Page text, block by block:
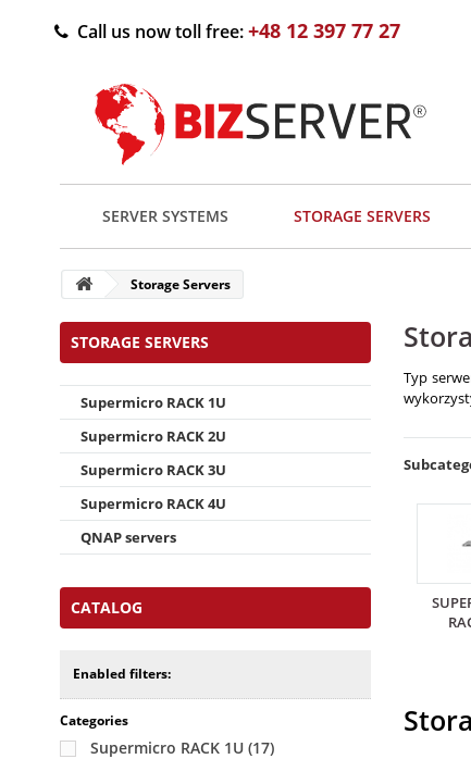
Call us now toll free:+48 12 397 77 27
SERVER SYSTEMS STORAGE SERVERS
Storage Servers
STORAGE SERVERS
Supermicro RACK 1U
Supermicro RACK 2U
Supermicro RACK 3U
Supermicro RACK 4U
QNAP servers
CATALOG
Enabled filters:
Categories
Supermicro RACK 1U (17)
Typ